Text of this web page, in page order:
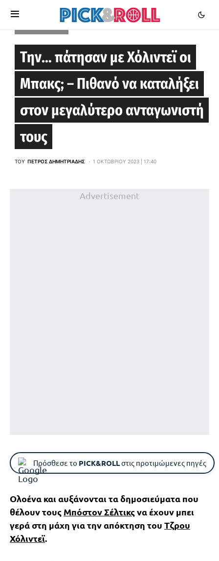
Την… πάτησαν με Χόλιντεϊ οι
Μπακς; – Πιθανό να καταλήξει
στον μεγαλύτερο ανταγωνιστή
τους
ΤΟΥ ΠΈΤΡΟΣ ΔΗΜΗΤΡΙΆΔΗΣ 1 ΟΚΤΩΒΡΊΟΥ 2023 | 17:40
Advertisement
Πρόσθεσε το PICK&ROLLστις προτιμώμενες πηγές
Ολοένα και αυξάνονται τα δημοσιεύματα που
θέλουν τους Μπόστον Σέλτικςνα έχουν μπει
γερά στη μάχη για την απόκτηση του Τζρου
Χόλιντεϊ.